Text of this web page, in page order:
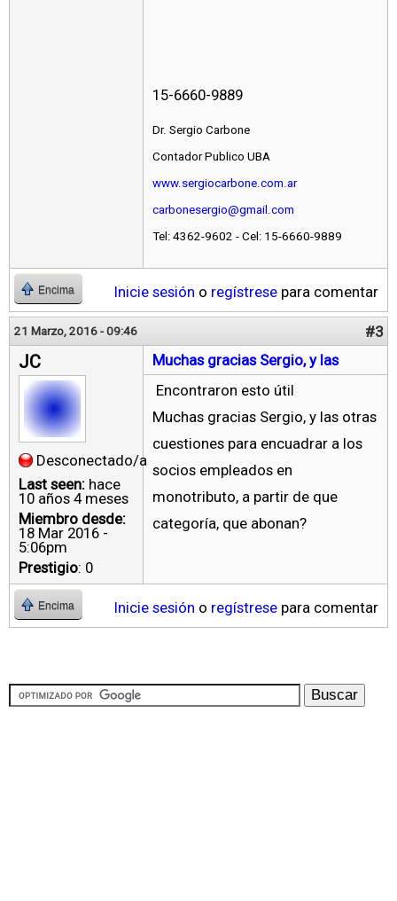
15-6660-9889
Dr. Sergio Carbone
Contador Publico UBA
www.sergiocarbone.com.ar
carbonesergio@gmail.com
Tel: 4362-9602 - Cel: 15-6660-9889
Encima Inicie sesión o regístrese para comentar
21 Marzo, 2016 - 09:46 #3
JC
Desconectado/a
Last seen: hace
10 años 4 meses
Miembro desde:
18 Mar 2016 -
5:06pm
Prestigio: 0
Muchas gracias Sergio, y las
Encontraron esto útil
Muchas gracias Sergio, y las otras
cuestiones para encuadrar a los
socios empleados en
monotributo, a partir de que
categoría, que abonan?
Encima Inicie sesión o regístrese para comentar